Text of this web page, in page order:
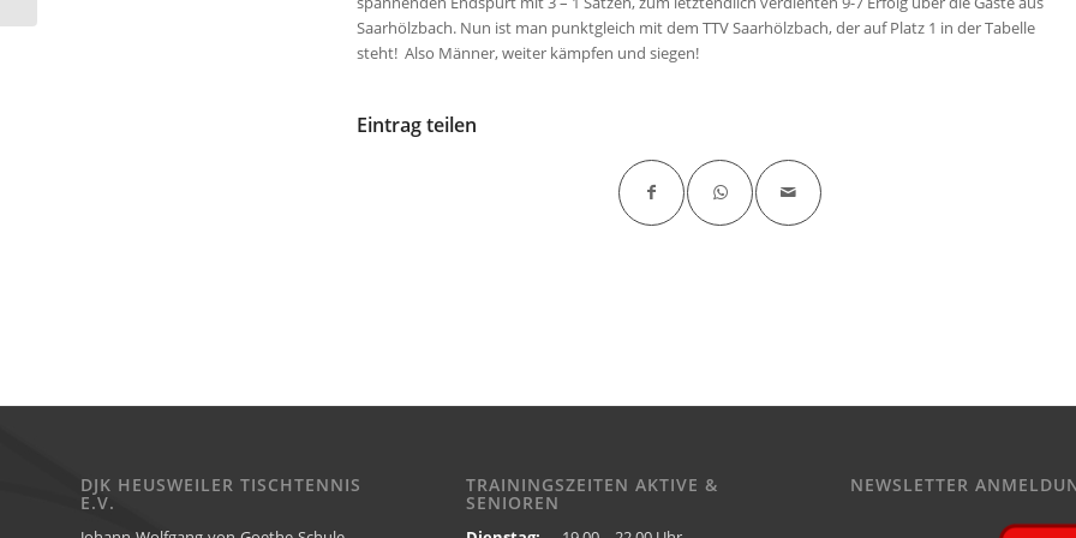
Saarhölzbach. Nun ist man punktgleich mit dem TTV Saarhölzbach, der auf Platz 1 in der Tabelle
steht! Also Männer, weiter kämpfen und siegen!
Eintrag teilen
DJK HEUSWEILER TISCHTENNIS
E.V.
TRAININGSZEITEN AKTIVE &
SENIOREN
NEWSLETTER